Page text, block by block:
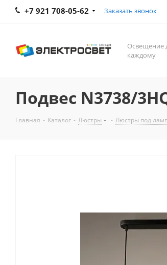
+7 921 708-05-62 Заказать звонок
Освещение
каждому
Подвес N3738/
Главная - Каталог - Люстры - Люстры под